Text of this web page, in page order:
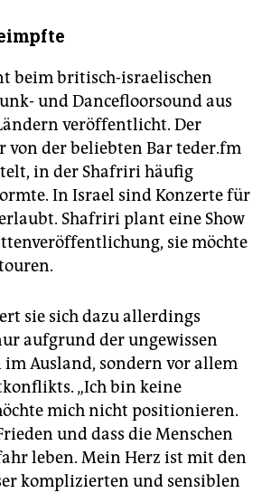
beim britisch-israelischen
und Dancefloorsound aus
veröffentlicht. Der
von der beliebten Bar teder.fm
in der Shafriri häufig
In Israel sind Konzerte für
Shafriri plant eine Show
sie möchte
sie sich dazu allerdings
aufgrund der ungewissen
Ausland, sondern vor allem
„Ich bin keine
mich nicht positionieren.
und dass die Menschen
leben. Mein Herz ist mit den
komplizierten und sensiblen